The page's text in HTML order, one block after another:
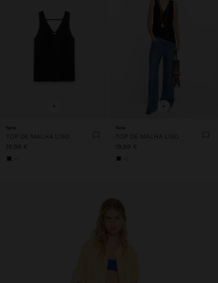
+
New
TOP DE MALHA LISO
19,99 €
+
New
TOP DE MALHA LISO
19,99 €